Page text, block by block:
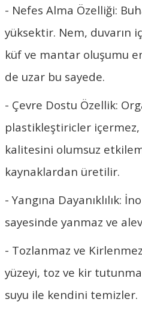
- Nefes Alma Özelliği:
yüksektir. Nem, duvarın
küf ve mantar oluşumu
de uzar bu sayede.
- Çevre Dostu Özellik:
plastikleştiricler
kalitesini olumsuz
kaynaklardan üretilir.
- Yangına Dayanıklılık:
sayesinde yanmaz ve
- Tozlanmaz ve
yüzeyi, toz ve kir
suyu ile kendini temizler.